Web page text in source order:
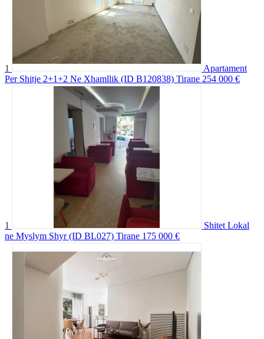
1
Apartament
Per Shitje 2+1+2 Ne Xhamllik (ID B120838) Tirane 254 000 €
1
Shitet Lokal
ne Myslym Shyr (ID BL027) Tirane 175 000 €